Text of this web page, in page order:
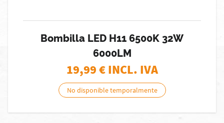
Bombilla LED H11 6500K 32W
6000LM
19,99€ INCL. IVA
No disponible temporalmente